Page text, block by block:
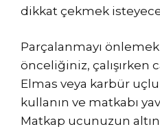
dikkat çekmek
Parçalanmayı
önceliğiniz, çalışırken
Elmas veya karbür
kullanın ve matkabı
Matkap ucunuzun